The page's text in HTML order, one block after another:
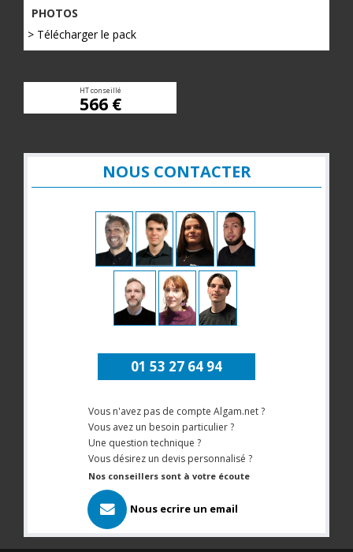
PHOTOS
> Télécharger le pack
HT conseillé
566 €
NOUS CONTACTER
01 53 27 64 94
Vous n'avez pas de compte Algam.net ?
Vous avez un besoin particulier ?
Une question technique ?
Vous désirez un devis personnalisé ?
Nos conseillers sont à votre écoute
Nous ecrire un email